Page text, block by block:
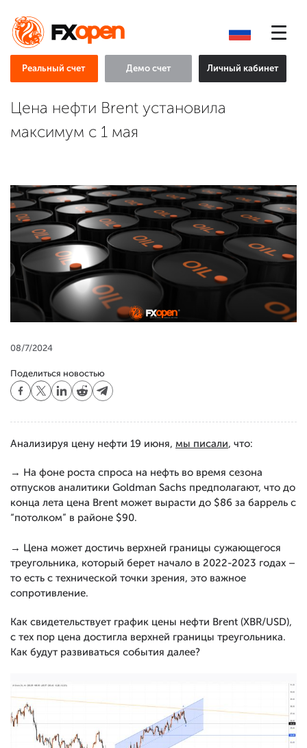
Реальный счет Демо счет Личный кабинет
Цена нефти Brent установила
максимум с 1 мая
08/7/2024
Поделиться новостью
Анализируя цену нефти 19 июня, мы писали, что:
→ На фоне роста спроса на нефть во время сезона
отпусков аналитики Goldman Sachs предполагают, что до
конца лета цена Brent может вырасти до $86 за баррель с
“потолком” в районе $90.
→ Цена может достичь верхней границы сужающегося
треугольника, который берет начало в 2022-2023 годах –
то есть с технической точки зрения, это важное
сопротивление.
Как свидетельствует график цены нефти Brent (XBR/USD),
с тех пор цена достигла верхней границы треугольника.
Как будут развиваться события далее?